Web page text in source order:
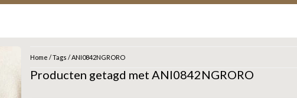
Home /Tags /ANI0842NGRORO
Producten getagd met ANI0842NGRORO